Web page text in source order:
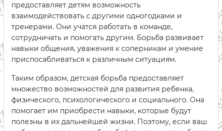
предоставляет детям возможность
взаимодействовать с другими одногодками и
тренерами. Они учатся работать в команде,
сотрудничать и помогать другим. Борьба развивает
навыки общения, уважения к соперникам и умение
приспосабливаться к различным ситуациям.
Таким образом, детская борьба предоставляет
множество возможностей для развития ребенка,
физического, психологического и социального. Она
помогает им приобрести навыки, которые будут
полезны в их дальнейшей жизни. Поэтому, если ваш